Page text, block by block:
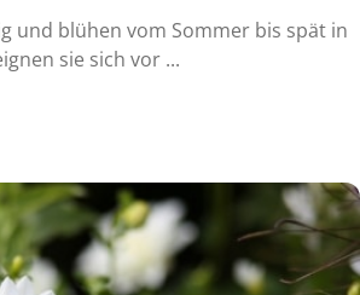
und blühen vom Sommer bis spät in
sie sich vor ...